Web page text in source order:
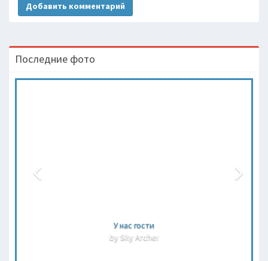
Добавить комментарий
Последние фото
У нас гости
by Sky Archer